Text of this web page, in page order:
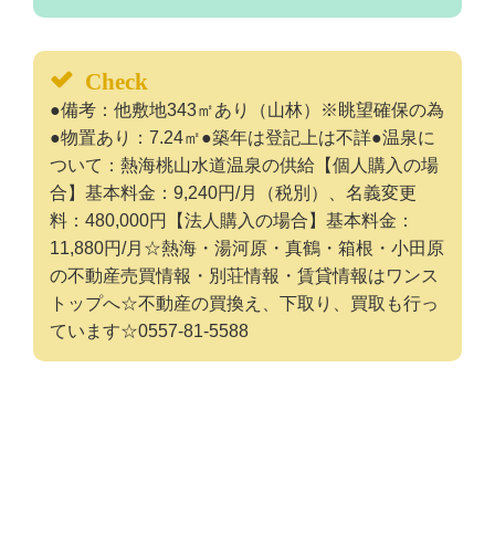
Check
●備考：他敷地343㎡あり（山林）※眺望確保の為
●物置あり：7.24㎡●築年は登記上は不詳●温泉に
ついて：熱海桃山水道温泉の供給【個人購入の場
合】基本料金：9,240円/月（税別）、名義変更
料：480,000円【法人購入の場合】基本料金：
11,880円/月☆熱海・湯河原・真鶴・箱根・小田原
の不動産売買情報・別荘情報・賃貸情報はワンス
トップへ☆不動産の買換え、下取り、買取も行っ
ています☆0557-81-5588